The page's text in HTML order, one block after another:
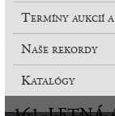
Termíny aukcií
Naše rekordy
Katalógy